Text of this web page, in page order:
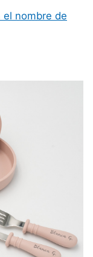
el nombre de